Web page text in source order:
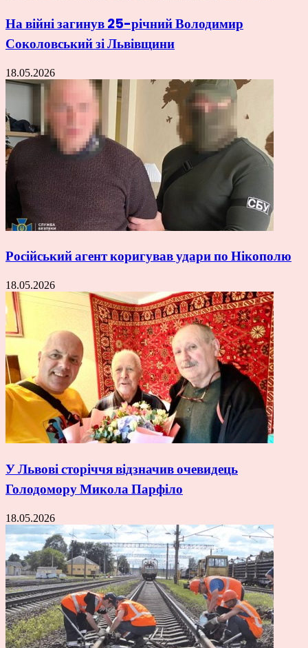
На війні загинув 25-річний Володимир
Соколовський зі Львівщини
18.05.2026
Російський агент коригував удари по Нікополю
18.05.2026
У Львові сторіччя відзначив очевидець
Голодомору Микола Парфіло
18.05.2026